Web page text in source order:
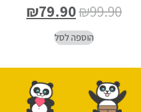
₪99.90
₪79.90
הוספה לסל